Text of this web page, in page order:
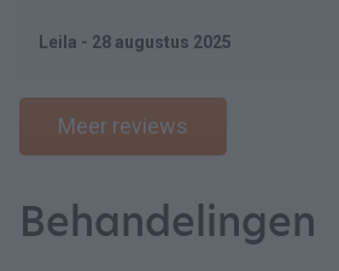
Leila - 28 augustus 2025
Meer reviews
Behandelingen